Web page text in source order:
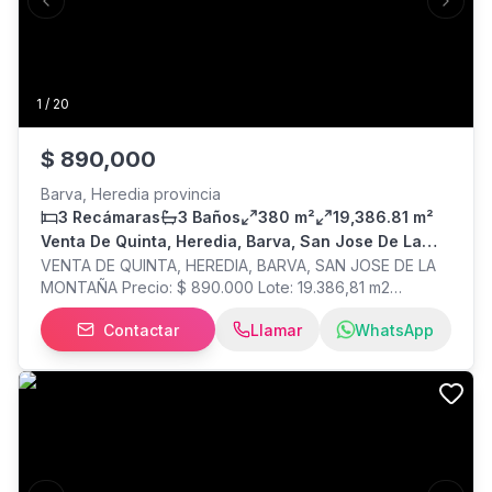
1 / 20
Previous slide Next
$ 890,000
Barva, Heredia provincia
3 Recámaras
3 Baños 380 m²
19,386.81 m²
Venta De Quinta, Heredia, Barva, San Jose De La
Montaña
VENTA DE QUINTA, HEREDIA, BARVA, SAN JOSE DE LA
MONTAÑA Precio: $ 890.000 Lote: 19.386,81 m2
Construcción: 380 m2 DESCRIPCION GENERAL: exclusiva
quinta en área de montaña, cuenta con casa principal
de dos dormitorios, 2 baños, sala con balcón, comedor,
cocina con desayunador y terraza. Acogedora con
paraíso cerca del cielo.
Contactar Llamar WhatsApp